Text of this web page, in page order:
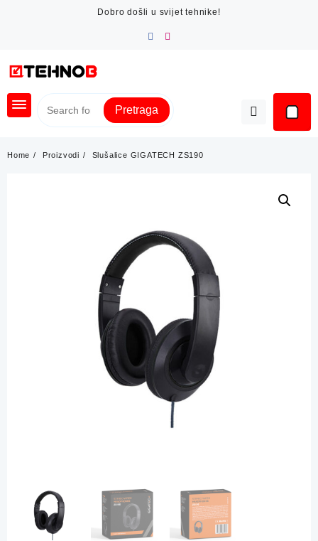
Dobro došli u svijet tehnike!
Pretraga
Home Proizvodi Slušalice GIGATECH ZS190